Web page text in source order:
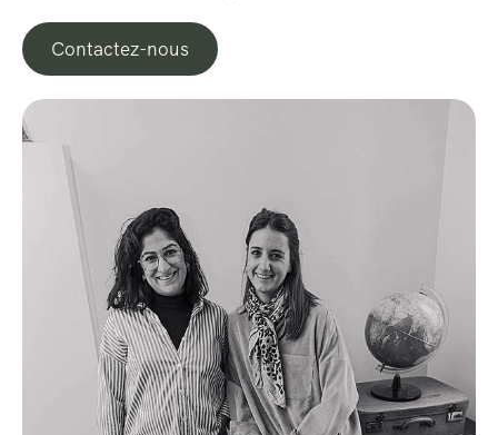
Contactez-nous